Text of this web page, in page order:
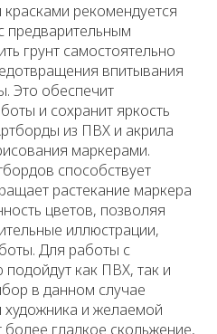
рекомендуется
предварительным
грунт самостоятельно
впитывания
Это обеспечит
и сохранит яркость
из ПВХ и акрила
маркерами.
способствует
растекание маркера
цветов, позволяя
иллюстрации,
Для работы с
как ПВХ, так и
в данном случае
художника и желаемой
гладкое скольжение,